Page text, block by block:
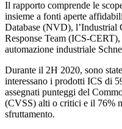
Il rapporto comprende le
insieme a fonti aperte
Database (NVD), l’Industrial
Response Team (ICS-
automazione industriale
Durante il 2H 2020, sono
interessano i prodotti ICS di
assegnati punteggi del
(CVSS) alti o critici e il 76%
sfruttamento.